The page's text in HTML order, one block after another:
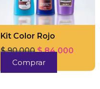
Kit Color Rojo
$90.000 $84.000
Comprar